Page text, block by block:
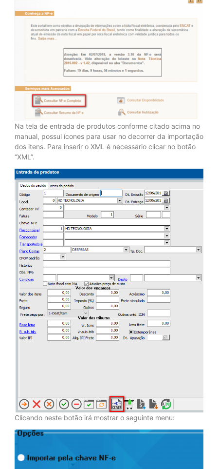
Na tela de entrada de produtos conforme citado acima no
manual, possui ícones para usar no decorrer da importação
dos itens. Para inserir o XML é necessário clicar no botão
“XML”.
Clicando neste botão irá mostrar o seguinte menu: